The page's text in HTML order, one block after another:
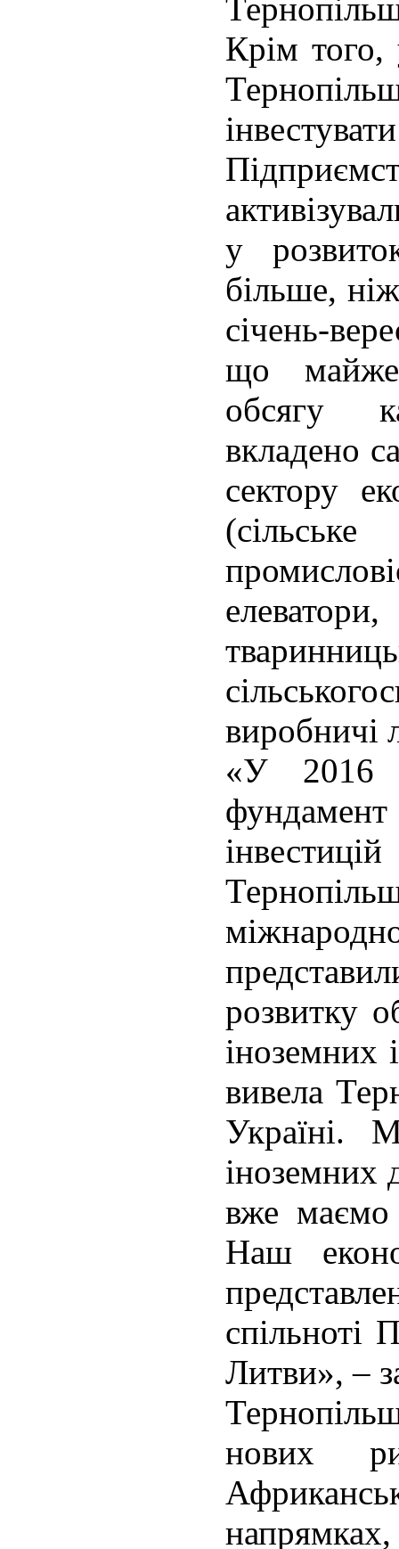
Крім того,
інвестувати
у
більше,
січень-
що майже
обсягу
вкладено
сектору
виробничі
«У 2016
розвитку
іноземних
вивела
Україні.
іноземних
вже
Наш
спільноті
Литви», –
нових